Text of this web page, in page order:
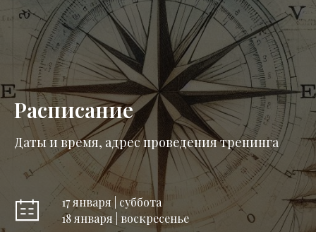
Расписание
Даты и время, адрес проведения тренинга
17 января | суббота
18 января | воскресенье